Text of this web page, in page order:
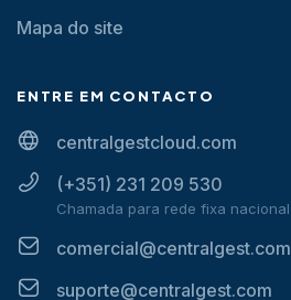
Mapa do site
ENTRE EM CONTACTO
centralgestcloud.com
(+351) 231 209 530
Chamada para rede fixa nacional
comercial@centralgest.com
suporte@centralgest.com